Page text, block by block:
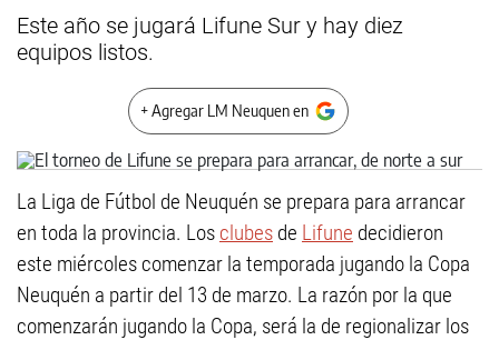
Este año se jugará Lifune Sur y hay diez
equipos listos.
+ Agregar LM Neuquen en
La Liga de Fútbol de Neuquén se prepara para arrancar
en toda la provincia. Los clubes de Lifune decidieron
este miércoles comenzar la temporada jugando la Copa
Neuquén a partir del 13 de marzo. La razón por la que
comenzarán jugando la Copa, será la de regionalizar los